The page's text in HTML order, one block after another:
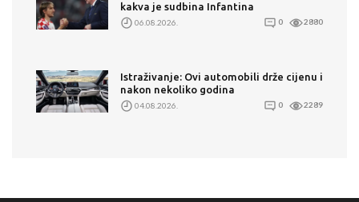
kakva je sudbina Infantina
06.08.2026. 0 2880
Istraživanje: Ovi automobili drže cijenu i
nakon nekoliko godina
04.08.2026. 0 2289